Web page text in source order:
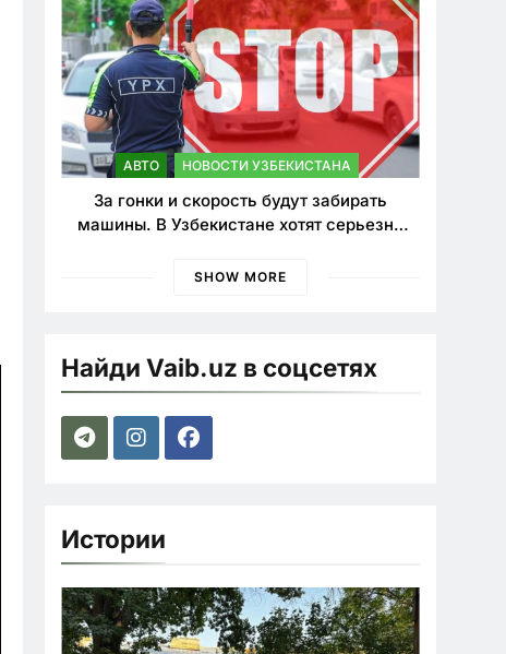
АВТО НОВОСТИ УЗБЕКИСТАНА
За гонки и скорость будут забирать
машины. В Узбекистане хотят серьезно
SHOW MORE
Найди Vaib.uz в соцсетях
Истории